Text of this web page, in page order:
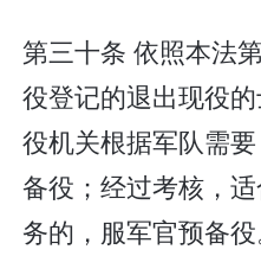
第三十条 依照本法
役登记的退出现役
役机关根据军队需
备役；经过考核，
务的，服军官预备役